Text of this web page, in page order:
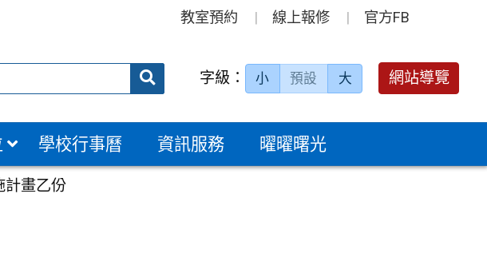
教室預約 線上報修 官方FB
送出 字級： 小 預設 大 網站導覽
學校行事曆 資訊服務 曜曜曙光
計畫乙份